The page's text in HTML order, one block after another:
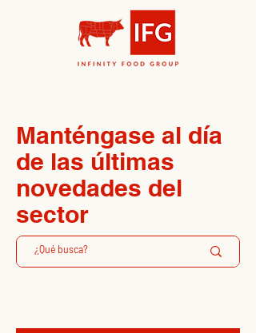
Manténgase al día
de las últimas
novedades del
sector